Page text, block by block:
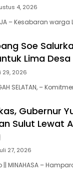
4, 2026
– Kesabaran
Soe
Lima
29, 2026
SELATAN, –
Gubernur
Sulut Lewat
27, 2026
|| MINAHASA –